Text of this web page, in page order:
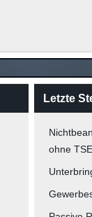
Letzte
ohne TSE